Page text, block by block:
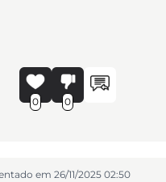
0 0
em 26/11/2025 02:50